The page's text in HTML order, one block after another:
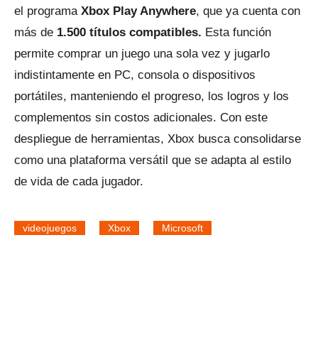
el programa Xbox Play Anywhere, que ya cuenta con
más de 1.500 títulos compatibles. Esta función
permite comprar un juego una sola vez y jugarlo
indistintamente en PC, consola o dispositivos
portátiles, manteniendo el progreso, los logros y los
complementos sin costos adicionales. Con este
despliegue de herramientas, Xbox busca consolidarse
como una plataforma versátil que se adapta al estilo
de vida de cada jugador.
videojuegos Xbox Microsoft